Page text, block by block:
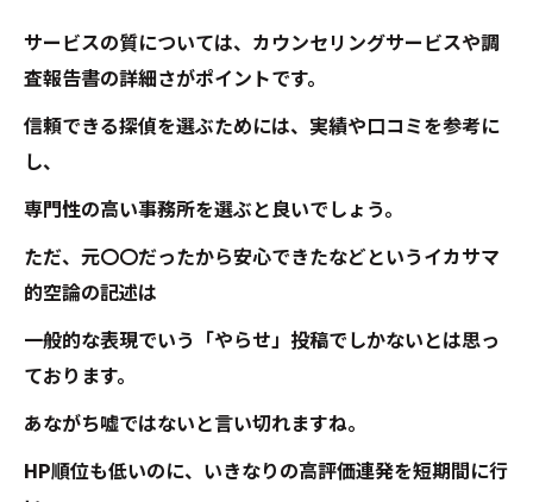
サービスの質については、カウンセリングサービスや調
査報告書の詳細さがポイントです。
信頼できる探偵を選ぶためには、実績や口コミを参考に
し、
専門性の高い事務所を選ぶと良いでしょう。
ただ、元〇〇だったから安心できたなどというイカサマ
的空論の記述は
一般的な表現でいう「やらせ」投稿でしかないとは思っ
ております。
あながち嘘ではないと言い切れますね。
HP順位も低いのに、いきなりの高評価連発を短期間に行